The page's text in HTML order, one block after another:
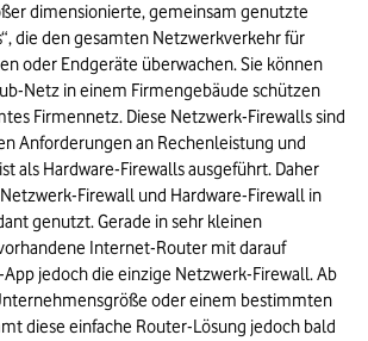
dimensionierte, gemeinsam genutzte
die den gesamten Netzwerkverkehr für
oder Endgeräte überwachen. Sie können
Netz in einem Firmengebäude schützen
Firmennetz. Diese Netzwerk-Firewalls sind
Anforderungen an Rechenleistung und
als Hardware-Firewalls ausgeführt. Daher
Firewall und Hardware-Firewall in
genutzt. Gerade in sehr kleinen
Internet-Router mit darauf
jedoch die einzige Netzwerk-Firewall. Ab
oder einem bestimmten
diese einfache Router-Lösung jedoch bald